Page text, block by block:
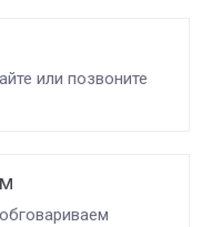
или позвоните